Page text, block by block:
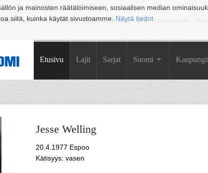
ja mainosten räätälöimiseen, sosiaalisen median
siitä, kuinka käytät sivustoamme. Näytä tiedot
Joensuu Jyväskylä Kouvola Kuopio Lahti
Etusivu Lajit Sarjat Suomi
Jesse Welling
20.4.1977 Espoo
Kätisyys: vasen